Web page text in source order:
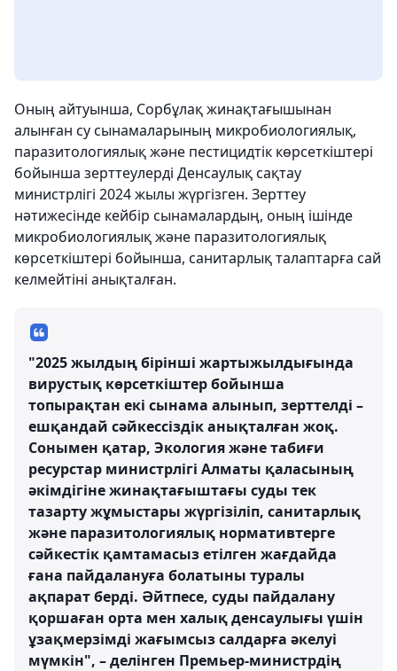
Оның айтуынша, Сорбұлақ жинақтағышынан
алынған су сынамаларының микробиологиялық,
паразитологиялық және пестицидтік көрсеткіштері
бойынша зерттеулерді Денсаулық сақтау
министрлігі 2024 жылы жүргізген. Зерттеу
нәтижесінде кейбір сынамалардың, оның ішінде
микробиологиялық және паразитологиялық
көрсеткіштері бойынша, санитарлық талаптарға сай
келмейтіні анықталған.
"2025 жылдың бірінші жартыжылдығында
вирустық көрсеткіштер бойынша
топырақтан екі сынама алынып, зерттелді –
ешқандай сәйкессіздік анықталған жоқ.
Сонымен қатар, Экология және табиғи
ресурстар министрлігі Алматы қаласының
әкімдігіне жинақтағыштағы суды тек
тазарту жұмыстары жүргізіліп, санитарлық
және паразитологиялық нормативтерге
сәйкестік қамтамасыз етілген жағдайда
ғана пайдалануға болатыны туралы
ақпарат берді. Әйтпесе, суды пайдалану
қоршаған орта мен халық денсаулығы үшін
ұзақмерзімді жағымсыз салдарға әкелуі
мүмкін", – делінген Премьер-министрдің